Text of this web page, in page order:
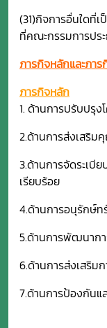
(31)กิจการอื่นใดที่
ที่คณะกรรมการปร
ภารกิจหลักและภา
ภารกิจหลัก
1. ด้านการปรับปรุ
2.ด้านการส่งเสริ
3.ด้านการจัดระเบี
เรียบร้อย
4.ด้านการอนุรักษ์ท
5.ด้านการพัฒนากา
6.ด้านการส่งเสริม
7.ด้านการป้องกันแ